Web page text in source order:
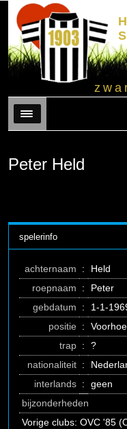
Menu
Peter Held
spelerinfo
achternaam :
Held
roepnaam
:
Peter
gebdatum
:
1-1-
positie :
trap :
?
nationaliteit :
interlands :
geen
bijzonderheden
Vorige clubs: OVC '85